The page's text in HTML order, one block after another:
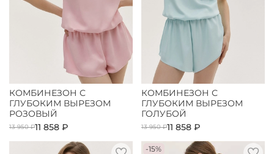
КОМБИНЕЗОН С
ГЛУБОКИМ ВЫРЕЗОМ
РОЗОВЫЙ
13 950 ₽11 858 ₽
КОМБИНЕЗОН С
ГЛУБОКИМ ВЫРЕЗОМ
ГОЛУБОЙ
13 950 ₽11 858 ₽
-15%